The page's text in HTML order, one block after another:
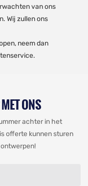
van ons
Wij zullen ons
neem dan
MET ONS
achter in het
offerte kunnen sturen